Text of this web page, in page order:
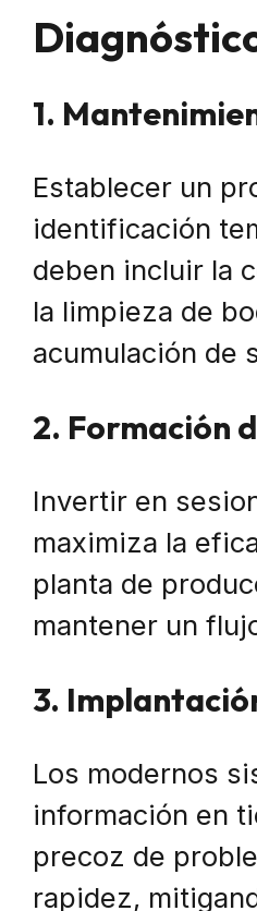
1.
Establecer un
identificación
deben incluir la
la limpieza de
acumulación de
2. Formación
Invertir en
maximiza la
planta de
mantener un
3.
Los modernos
información en
precoz de
rapidez,